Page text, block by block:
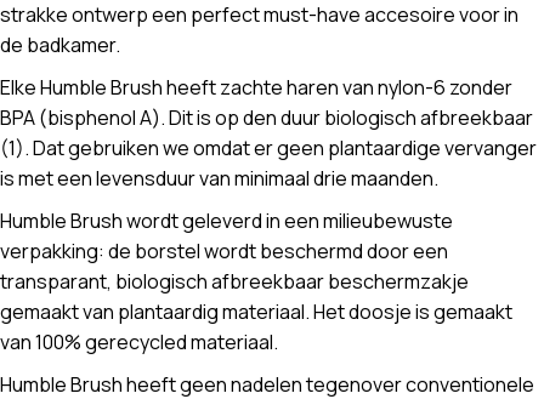
strakke ontwerp een perfect must-have accesoire voor in
de badkamer.
Elke Humble Brush heeft zachte haren van nylon-6 zonder
BPA (bisphenol A). Dit is op den duur biologisch afbreekbaar
(1). Dat gebruiken we omdat er geen plantaardige vervanger
is met een levensduur van minimaal drie maanden.
Humble Brush wordt geleverd in een milieubewuste
verpakking: de borstel wordt beschermd door een
transparant, biologisch afbreekbaar beschermzakje
gemaakt van plantaardig materiaal. Het doosje is gemaakt
van 100% gerecycled materiaal.
Humble Brush heeft geen nadelen tegenover conventionele